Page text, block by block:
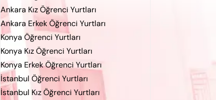
Ankara Kız Öğrenci Yurtları
Ankara Erkek Öğrenci Yurtları
Konya Öğrenci Yurtları
Konya Kız Öğrenci Yurtları
Konya Erkek Öğrenci Yurtları
İstanbul Öğrenci Yurtları
İstanbul Kız Öğrenci Yurtları